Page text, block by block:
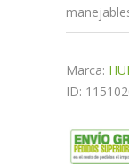
Marca:
ID: